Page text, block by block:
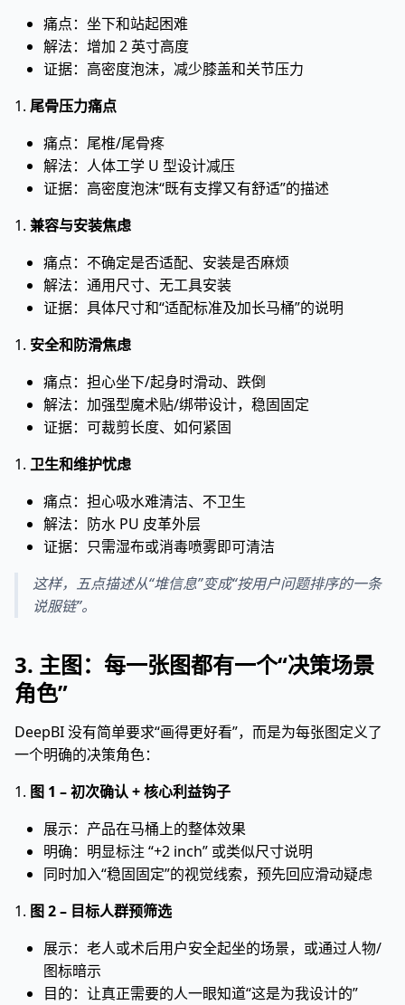
痛点：坐下和站起困难
解法：增加 2 英寸高度
证据：高密度泡沫，减少膝盖和关节压力
1. 尾骨压力痛点
痛点：尾椎/尾骨疼
解法：人体工学 U 型设计减压
证据：高密度泡沫“既有支撑又有舒适”的描述
1. 兼容与安装焦虑
痛点：不确定是否适配、安装是否麻烦
解法：通用尺寸、无工具安装
证据：具体尺寸和“适配标准及加长马桶”的说明
1. 安全和防滑焦虑
痛点：担心坐下/起身时滑动、跌倒
解法：加强型魔术贴/绑带设计，稳固固定
证据：可裁剪长度、如何紧固
1. 卫生和维护忧虑
痛点：担心吸水难清洁、不卫生
解法：防水 PU 皮革外层
证据：只需湿布或消毒喷雾即可清洁
这样，五点描述从“堆信息”变成“按用户问题排序的一条
说服链”。
3. 主图：每一张图都有一个“决策场景
角色”
DeepBI 没有简单要求“画得更好看”，而是为每张图定义了
一个明确的决策角色：
1. 图 1 – 初次确认 + 核心利益钩子
展示：产品在马桶上的整体效果
明确：明显标注 “+2 inch” 或类似尺寸说明
同时加入“稳固固定”的视觉线索，预先回应滑动疑虑
1. 图 2 – 目标人群预筛选
展示：老人或术后用户安全起坐的场景，或通过人物/
图标暗示
目的：让真正需要的人一眼知道“这是为我设计的”